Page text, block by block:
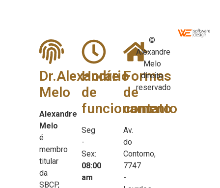
Dr.Alexandre
Melo
Alexandre
Melo
é
membro
titular
da
SBCP,
Horário
de
funcionamento
Seg
-
Sex:
08:00
am
Formas
de
contato
Av.
do
Contorno,
7747
-
©
Alexandre
Melo
direito
reservado